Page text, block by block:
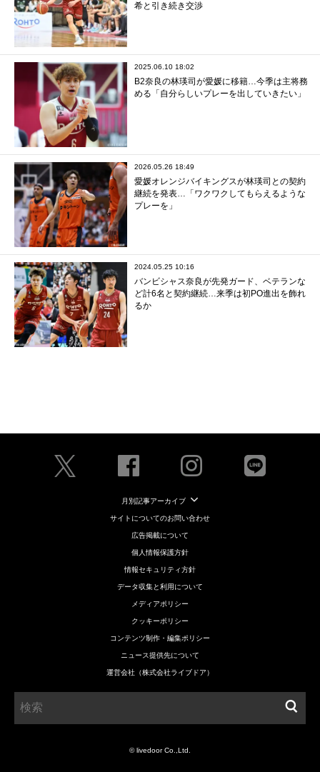
希と引き続き交渉
2025.06.10 18:02
B2奈良の林瑛司が愛媛に移籍…今季は主将務
める「自分らしいプレーを出していきたい」
2026.05.26 18:49
愛媛オレンジバイキングスが林瑛司との契約
継続を発表…「ワクワクしてもらえるような
プレーを」
2024.05.25 10:16
バンビシャス奈良が先発ガード、ベテランな
ど計6名と契約継続…来季は初PO進出を飾れ
るか
月別記事アーカイブ
サイトについてのお問い合わせ
広告掲載について
個人情報保護方針
情報セキュリティ方針
データ収集と利用について
メディアポリシー
クッキーポリシー
コンテンツ制作・編集ポリシー
ニュース提供先について
運営会社（株式会社ライブドア）
© livedoor Co.,Ltd.